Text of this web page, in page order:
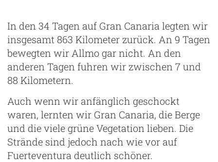
In den 34 Tagen auf Gran Canaria legten wir
insgesamt 863 Kilometer zurück. An 9 Tagen
bewegten wir Allmo gar nicht. An den
anderen Tagen fuhren wir zwischen 7 und
88 Kilometern.
Auch wenn wir anfänglich geschockt
waren, lernten wir Gran Canaria, die Berge
und die viele grüne Vegetation lieben. Die
Strände sind jedoch nach wie vor auf
Fuerteventura deutlich schöner.